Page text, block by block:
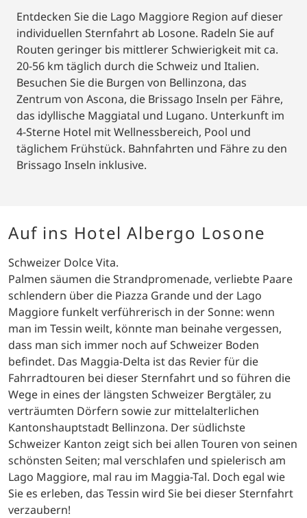
Entdecken Sie die Lago Maggiore Region auf dieser
individuellen Sternfahrt ab Losone. Radeln Sie auf
Routen geringer bis mittlerer Schwierigkeit mit ca.
20-56 km täglich durch die Schweiz und Italien.
Besuchen Sie die Burgen von Bellinzona, das
Zentrum von Ascona, die Brissago Inseln per Fähre,
das idyllische Maggiatal und Lugano. Unterkunft im
4-Sterne Hotel mit Wellnessbereich, Pool und
täglichem Frühstück. Bahnfahrten und Fähre zu den
Brissago Inseln inklusive.
Auf ins Hotel Albergo Losone
Schweizer Dolce Vita.
Palmen säumen die Strandpromenade, verliebte Paare
schlendern über die Piazza Grande und der Lago
Maggiore funkelt verführerisch in der Sonne: wenn
man im Tessin weilt, könnte man beinahe vergessen,
dass man sich immer noch auf Schweizer Boden
befindet. Das Maggia-Delta ist das Revier für die
Fahrradtouren bei dieser Sternfahrt und so führen die
Wege in eines der längsten Schweizer Bergtäler, zu
verträumten Dörfern sowie zur mittelalterlichen
Kantonshauptstadt Bellinzona. Der südlichste
Schweizer Kanton zeigt sich bei allen Touren von seinen
schönsten Seiten; mal verschlafen und spielerisch am
Lago Maggiore, mal rau im Maggia-Tal. Doch egal wie
Sie es erleben, das Tessin wird Sie bei dieser Sternfahrt
verzaubern!